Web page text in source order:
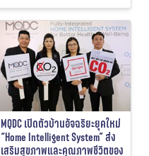
MQDC เปิดตัวบ้านอัจฉริยะยุคใหม่
“Home Intelligent System” ส่ง
เสริมสุขภาพและคุณภาพชีวิตของ